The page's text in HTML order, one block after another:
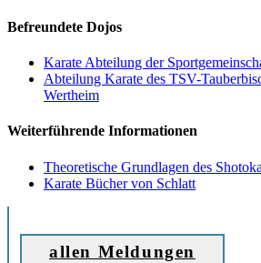
Befreundete Dojos
Karate Abteilung der
Abteilung Karate des TSV-
Wertheim
Weiterführende Informationen
Theoretische Grundlagen des
Karate Bücher von Schlatt
allen Meldungen